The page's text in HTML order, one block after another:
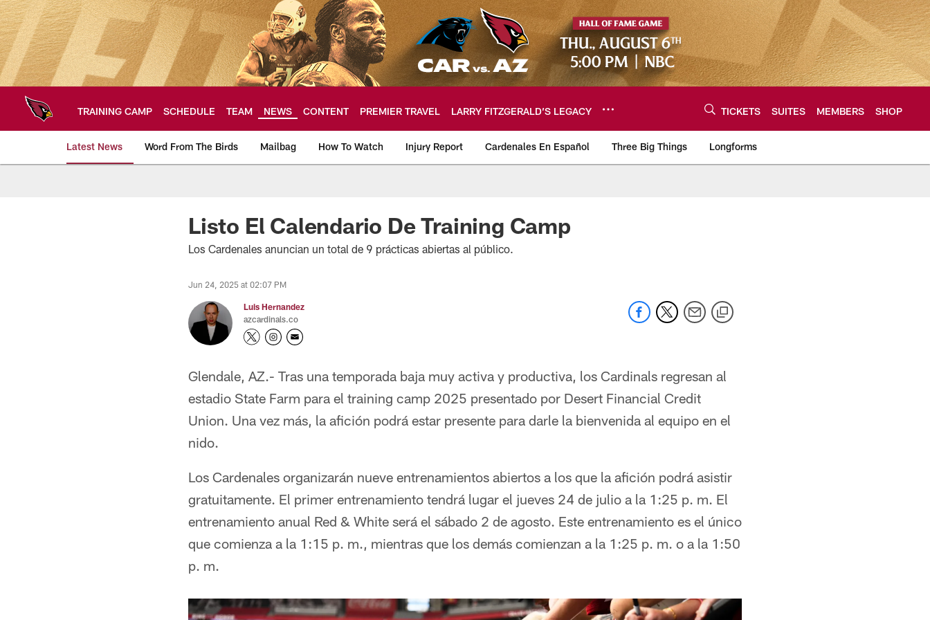
Skip
to
main
content
TRAINING CAMP SCHEDULE TEAM NEWS CONTENT PREMIER TRAVEL LARRY FITZGERALD’S LEGACY TICKETS SUITES MEMBERS SHOP
Latest News Word From The Birds Mailbag How To Watch Injury Report Cardenales En Español Three Big Things Longforms
Arizona Cardinals Home: The official source of the latest
Listo El Calendario De Training Camp
Los Cardenales anuncian un total de 9 prácticas abiertas al público.
Jun 24, 2025 at 02:07 PM
Luis Hernandez
azcardinals.co
Glendale, AZ.- Tras una temporada baja muy activa y productiva, los Cardinals regresan al
estadio State Farm para el training camp 2025 presentado por Desert Financial Credit
Union. Una vez más, la afición podrá estar presente para darle la bienvenida al equipo en el
nido.
Los Cardenales organizarán nueve entrenamientos abiertos a los que la afición podrá asistir
gratuitamente. El primer entrenamiento tendrá lugar el jueves 24 de julio a la 1:25 p. m. El
entrenamiento anual Red & White será el sábado 2 de agosto. Este entrenamiento es el único
que comienza a la 1:15 p. m., mientras que los demás comienzan a la 1:25 p. m. o a la 1:50
p. m.